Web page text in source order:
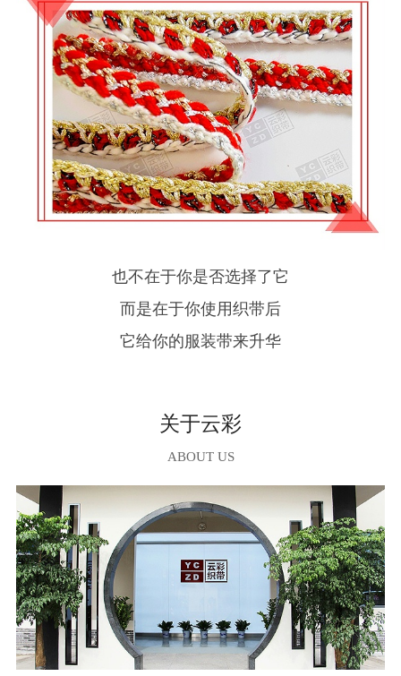
也不在于你是否选择了它
而是在于你使用织带后
它给你的服装带来升华
关于云彩
ABOUT US